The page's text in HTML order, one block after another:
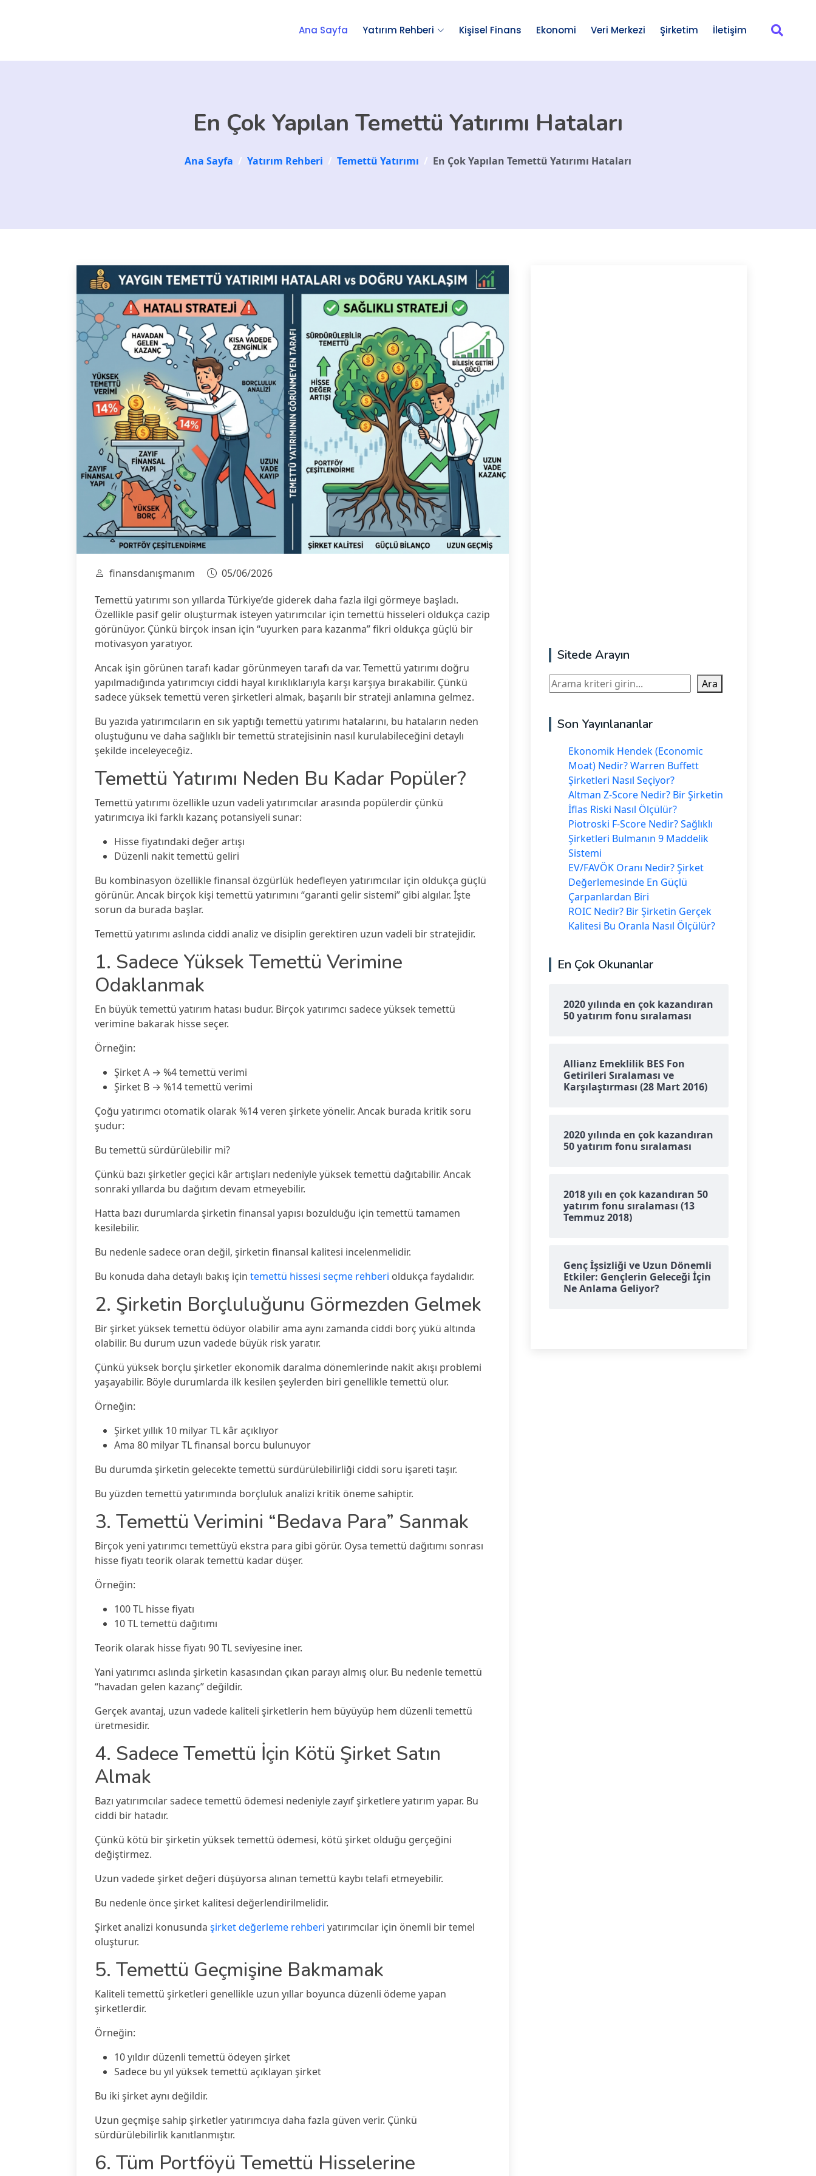
Ana Sayfa Yatırım Rehberi Kişisel Finans Ekonomi Veri Merkezi Şirketim İletişim
En Çok Yapılan Temettü Yatırımı Hataları
Ana Sayfa / Yatırım Rehberi / Temettü Yatırımı / En Çok Yapılan Temettü Yatırımı Hataları
finansdanışmanım
05/06/2026
Temettü yatırımı son yıllarda Türkiye’de giderek daha fazla ilgi görmeye başladı.
Özellikle pasif gelir oluşturmak isteyen yatırımcılar için temettü hisseleri oldukça cazip
görünüyor. Çünkü birçok insan için “uyurken para kazanma” fikri oldukça güçlü bir
motivasyon yaratıyor.
Ancak işin görünen tarafı kadar görünmeyen tarafı da var. Temettü yatırımı doğru
yapılmadığında yatırımcıyı ciddi hayal kırıklıklarıyla karşı karşıya bırakabilir. Çünkü
sadece yüksek temettü veren şirketleri almak, başarılı bir strateji anlamına gelmez.
Bu yazıda yatırımcıların en sık yaptığı temettü yatırımı hatalarını, bu hataların neden
oluştuğunu ve daha sağlıklı bir temettü stratejisinin nasıl kurulabileceğini detaylı
şekilde inceleyeceğiz.
Temettü Yatırımı Neden Bu Kadar Popüler?
Temettü yatırımı özellikle uzun vadeli yatırımcılar arasında popülerdir çünkü
yatırımcıya iki farklı kazanç potansiyeli sunar:
Hisse fiyatındaki değer artışı
Düzenli nakit temettü geliri
Bu kombinasyon özellikle finansal özgürlük hedefleyen yatırımcılar için oldukça güçlü
görünür. Ancak birçok kişi temettü yatırımını “garanti gelir sistemi” gibi algılar. İşte
sorun da burada başlar.
Temettü yatırımı aslında ciddi analiz ve disiplin gerektiren uzun vadeli bir stratejidir.
1. Sadece Yüksek Temettü Verimine
Odaklanmak
En büyük temettü yatırım hatası budur. Birçok yatırımcı sadece yüksek temettü
verimine bakarak hisse seçer.
Örneğin:
Şirket A → %4 temettü verimi
Şirket B → %14 temettü verimi
Çoğu yatırımcı otomatik olarak %14 veren şirkete yönelir. Ancak burada kritik soru
şudur:
Bu temettü sürdürülebilir mi?
Çünkü bazı şirketler geçici kâr artışları nedeniyle yüksek temettü dağıtabilir. Ancak
sonraki yıllarda bu dağıtım devam etmeyebilir.
Hatta bazı durumlarda şirketin finansal yapısı bozulduğu için temettü tamamen
kesilebilir.
Bu nedenle sadece oran değil, şirketin finansal kalitesi incelenmelidir.
Bu konuda daha detaylı bakış için temettü hissesi seçme rehberi oldukça faydalıdır.
2. Şirketin Borçluluğunu Görmezden Gelmek
Bir şirket yüksek temettü ödüyor olabilir ama aynı zamanda ciddi borç yükü altında
olabilir. Bu durum uzun vadede büyük risk yaratır.
Çünkü yüksek borçlu şirketler ekonomik daralma dönemlerinde nakit akışı problemi
yaşayabilir. Böyle durumlarda ilk kesilen şeylerden biri genellikle temettü olur.
Örneğin:
Şirket yıllık 10 milyar TL kâr açıklıyor
Ama 80 milyar TL finansal borcu bulunuyor
Bu durumda şirketin gelecekte temettü sürdürülebilirliği ciddi soru işareti taşır.
Bu yüzden temettü yatırımında borçluluk analizi kritik öneme sahiptir.
3. Temettü Verimini “Bedava Para” Sanmak
Birçok yeni yatırımcı temettüyü ekstra para gibi görür. Oysa temettü dağıtımı sonrası
hisse fiyatı teorik olarak temettü kadar düşer.
Örneğin:
100 TL hisse fiyatı
10 TL temettü dağıtımı
Teorik olarak hisse fiyatı 90 TL seviyesine iner.
Yani yatırımcı aslında şirketin kasasından çıkan parayı almış olur. Bu nedenle temettü
“havadan gelen kazanç” değildir.
Gerçek avantaj, uzun vadede kaliteli şirketlerin hem büyüyüp hem düzenli temettü
üretmesidir.
4. Sadece Temettü İçin Kötü Şirket Satın
Almak
Bazı yatırımcılar sadece temettü ödemesi nedeniyle zayıf şirketlere yatırım yapar. Bu
ciddi bir hatadır.
Çünkü kötü bir şirketin yüksek temettü ödemesi, kötü şirket olduğu gerçeğini
değiştirmez.
Uzun vadede şirket değeri düşüyorsa alınan temettü kaybı telafi etmeyebilir.
Bu nedenle önce şirket kalitesi değerlendirilmelidir.
Şirket analizi konusunda şirket değerleme rehberi yatırımcılar için önemli bir temel
oluşturur.
5. Temettü Geçmişine Bakmamak
Kaliteli temettü şirketleri genellikle uzun yıllar boyunca düzenli ödeme yapan
şirketlerdir.
Örneğin:
10 yıldır düzenli temettü ödeyen şirket
Sadece bu yıl yüksek temettü açıklayan şirket
Bu iki şirket aynı değildir.
Uzun geçmişe sahip şirketler yatırımcıya daha fazla güven verir. Çünkü
sürdürülebilirlik kanıtlanmıştır.
6. Tüm Portföyü Temettü Hisselerine
Sitede Arayın
Ara Ara
Son Yayınlananlar
Ekonomik Hendek (Economic
Moat) Nedir? Warren Buffett
Şirketleri Nasıl Seçiyor?
Altman Z-Score Nedir? Bir Şirketin
İflas Riski Nasıl Ölçülür?
Piotroski F-Score Nedir? Sağlıklı
Şirketleri Bulmanın 9 Maddelik
Sistemi
EV/FAVÖK Oranı Nedir? Şirket
Değerlemesinde En Güçlü
Çarpanlardan Biri
ROIC Nedir? Bir Şirketin Gerçek
Kalitesi Bu Oranla Nasıl Ölçülür?
En Çok Okunanlar
2020 yılında en çok kazandıran
50 yatırım fonu sıralaması
Allianz Emeklilik BES Fon
Getirileri Sıralaması ve
Karşılaştırması (28 Mart 2016)
2020 yılında en çok kazandıran
50 yatırım fonu sıralaması
2018 yılı en çok kazandıran 50
yatırım fonu sıralaması (13
Temmuz 2018)
Genç İşsizliği ve Uzun Dönemli
Etkiler: Gençlerin Geleceği İçin
Ne Anlama Geliyor?